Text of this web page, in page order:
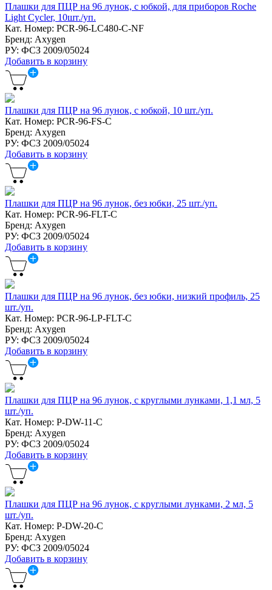
Плашки для ПЦР на 96 лунок, c юбкой, для приборов Roche
Light Cycler, 10шт./уп.
Кат. Номер: PCR-96-LC480-C-NF
Бренд: Axygen
РУ: ФСЗ 2009/05024
Добавить в корзину
Плашки для ПЦР на 96 лунок, c юбкой, 10 шт./уп.
Кат. Номер: PCR-96-FS-C
Бренд: Axygen
РУ: ФСЗ 2009/05024
Добавить в корзину
Плашки для ПЦР на 96 лунок, без юбки, 25 шт./уп.
Кат. Номер: PCR-96-FLT-C
Бренд: Axygen
РУ: ФСЗ 2009/05024
Добавить в корзину
Плашки для ПЦР на 96 лунок, без юбки, низкий профиль, 25
шт./уп.
Кат. Номер: PCR-96-LP-FLT-C
Бренд: Axygen
РУ: ФСЗ 2009/05024
Добавить в корзину
Плашки для ПЦР на 96 лунок, с круглыми лунками, 1,1 мл, 5
шт./уп.
Кат. Номер: P-DW-11-C
Бренд: Axygen
РУ: ФСЗ 2009/05024
Добавить в корзину
Плашки для ПЦР на 96 лунок, с круглыми лунками, 2 мл, 5
шт./уп.
Кат. Номер: P-DW-20-C
Бренд: Axygen
РУ: ФСЗ 2009/05024
Добавить в корзину